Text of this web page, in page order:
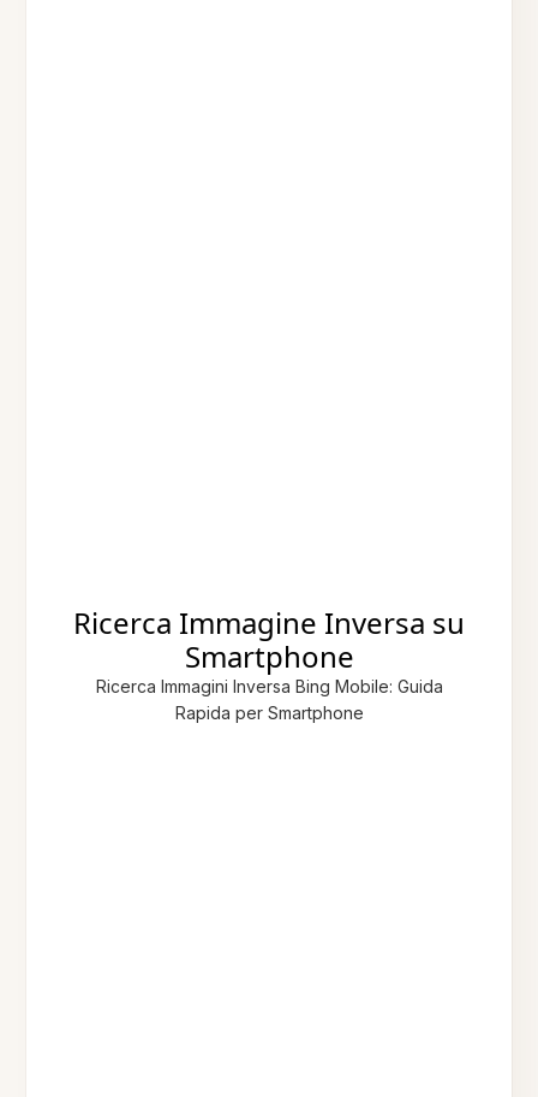
Ricerca Immagine Inversa su
Smartphone
Ricerca Immagini Inversa Bing Mobile: Guida
Rapida per Smartphone